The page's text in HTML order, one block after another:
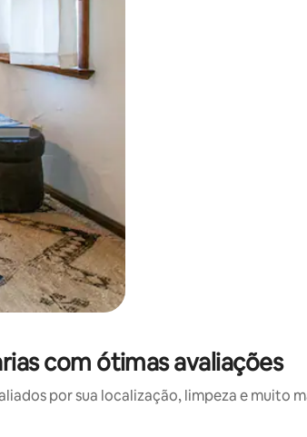
com ótimas avaliações
por sua localização, limpeza e muito